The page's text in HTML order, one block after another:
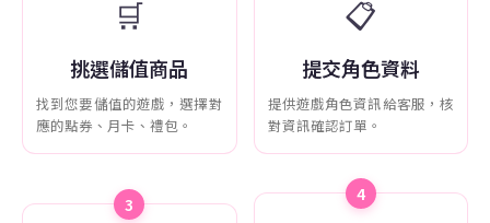
🛒
挑選儲值商品
找到您要儲值的遊戲，選擇對
應的點券、月卡、禮包。
📋
提交角色資料
提供遊戲角色資訊給客服，核
對資訊確認訂單。
3 4